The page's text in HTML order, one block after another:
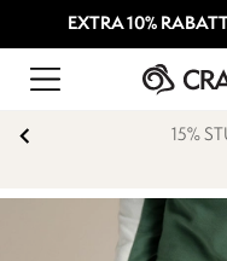
EXTRA 10%
15%